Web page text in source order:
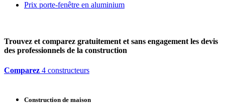
Prix porte-fenêtre en aluminium
Trouvez et comparez gratuitement et sans engagement les devis
des professionnels de la construction
Comparez 4 constructeurs
Construction de maison